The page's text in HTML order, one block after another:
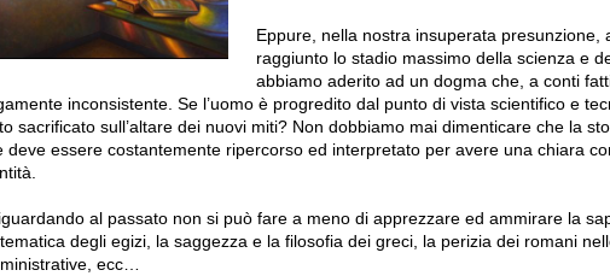
Eppure, nella nostra insuperata presunzione,
raggiunto lo stadio massimo della scienza e
abbiamo aderito ad un dogma che, a conti
inconsistente. Se l’uomo è progredito dal punto di vista scientifico e
sacrificato sull’altare dei nuovi miti? Non dobbiamo mai dimenticare che la
deve essere costantemente ripercorso ed interpretato per avere una chiara
al passato non si può fare a meno di apprezzare ed ammirare la
degli egizi, la saggezza e la filosofia dei greci, la perizia dei romani
ecc…